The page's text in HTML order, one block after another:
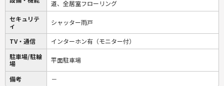
道、全居室フローリング
セキュリテ
ィ
シャッター雨戸
TV・通信
インターホン有（モニター付）
駐車場/駐輪
場
平面駐車場
備考 －